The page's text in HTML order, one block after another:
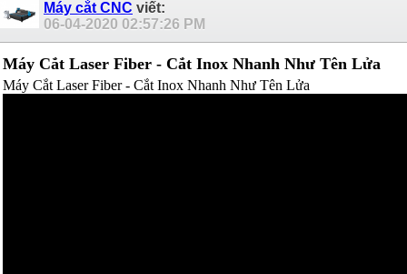
Máy cắt CNC viết:
06-04-2020 02:57:26 PM
Máy Cắt Laser Fiber - Cắt Inox Nhanh Như Tên Lửa
Máy Cắt Laser Fiber - Cắt Inox Nhanh Như Tên Lửa